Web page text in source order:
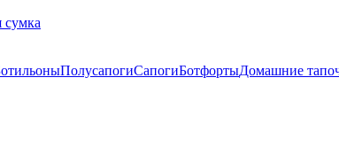
ПолусапогиСапогиБотфортыДомашние